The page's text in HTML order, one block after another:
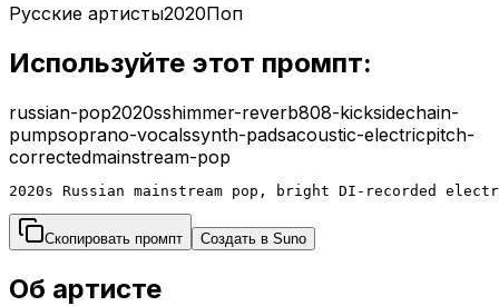
Русские артисты2020Поп
Используйте этот промпт:
russian-pop2020sshimmer-reverb808-kicksidechain-
pumpsoprano-vocalssynth-padsacoustic-electricpitch-
correctedmainstream-pop
2020s Russian mainstream pop, bright DI-recorded
Скопировать промпт Создать в Suno
Об артисте